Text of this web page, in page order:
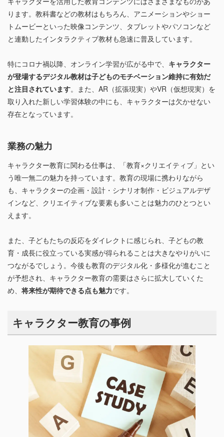
ります。教科書などの教材はもちろん、アニメーションやショー
トムービーといった映像コンテンツ、タブレットやパソコンなど
と連動したインタラクティブ教材も急速に普及しています。
特にコロナ禍以降、オンライン学習が広がる中で、 キャラクター
が登場するデジタル教材は子どものモチベーション維持に有効だ
と注目されています。また、AR（拡張現実）やVR（仮想現実）を
取り入れた新しい学習体験の中にも、キャラクターは欠かせない
存在となっています。
業務の魅力
キャラクター教育に関わる仕事は、「教育×クリエイティブ」とい
う唯一無二の魅力を持っています。教育の現場に携わりながら
も、キャラクターの企画・設計・シナリオ制作・ビジュアルデザ
インなど、クリエイティブな要素も多いことは魅力のひとつとい
えます。
また、子どもたちの反応をダイレクトに感じられ、子どもの教
育・成長に役立っている実感が得られることは大きなやりがいに
つながるでしょう。今後も教育のデジタル化・多様化が進むこと
が予想され、キャラクター教育の需要はさらに拡大していくた
め、 将来性が期待できる点も魅力です。
キャラクター教育の事例